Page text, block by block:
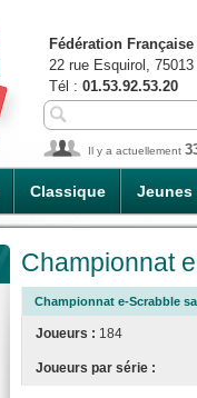
Classique Jeunes
Fédération
22 rue Esquirol,
Tél : 01.53.92.53.20
Il y a actuellement
Championnat
Championnat e-Scrabble
Joueurs : 184
Joueurs par série :